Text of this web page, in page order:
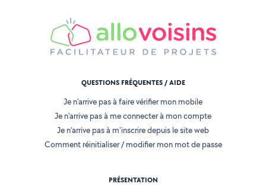
QUESTIONS FRÉQUENTES / AIDE
Je n'arrive pas à faire vérifier mon mobile
Je n'arrive pas à me connecter à mon compte
Je n'arrive pas à m'inscrire depuis le site web
Comment réinitialiser / modifier mon mot de passe
PRÉSENTATION